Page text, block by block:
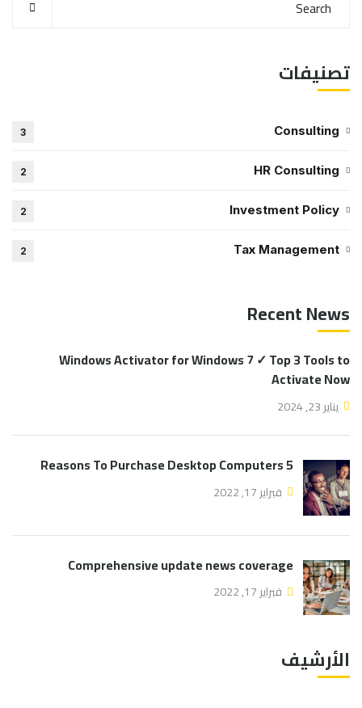
تصنيفات
Consulting
3
HR Consulting
2
Investment Policy
2
Tax Management
2
Recent News
Windows Activator for Windows 7 ✓ Top 3 Tools to
Activate Now
يناير 23, 2024
5 Reasons To Purchase Desktop Computers
فبراير 17, 2022
Comprehensive update news coverage
فبراير 17, 2022
الأرشيف